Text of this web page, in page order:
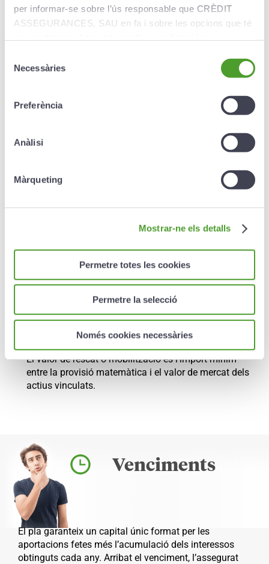
per informar-se sobre l’ús responsable que CRÈDIT
ASSEGURANCES, SAU en fa i sobre les opcions que té
Necessàries
Preferència
Anàlisi
Màrqueting
Mostrar-ne els detalls
Permetre totes les cookies
Permetre la selecció
Només cookies necessàries
(exempt de comissions i despeses). Aquest tipus
d’interès s’informarà al principi de cada any.
Les aportacions són deduïbles fiscalment fins al
al seu venciment, tret dels casos següents:
desocupació durant més de 24 mesos
consecutius.
Si el prenedor es veu afectat per una malaltia
greu (baixa durant més de 12 mesos).
Si el prenedor trasllada la residència fiscal fora
del país.
El valor de rescat o mobilització és l’import mínim
entre la provisió matemàtica i el valor de mercat dels
actius vinculats.
Venciments
El pla garanteix un capital únic format per les
aportacions fetes més l’acumulació dels interessos
obtinguts cada any. Arribat el venciment, l’assegurat